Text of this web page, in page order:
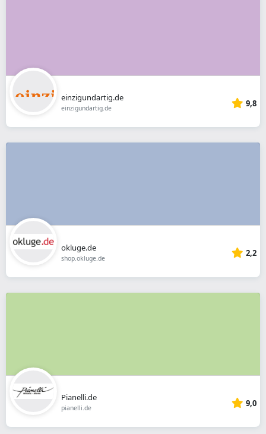
einzigundartig.de
einzigundartig.de 9,8
okluge.de
shop.okluge.de 2,2
Pianelli.de
pianelli.de 9,0